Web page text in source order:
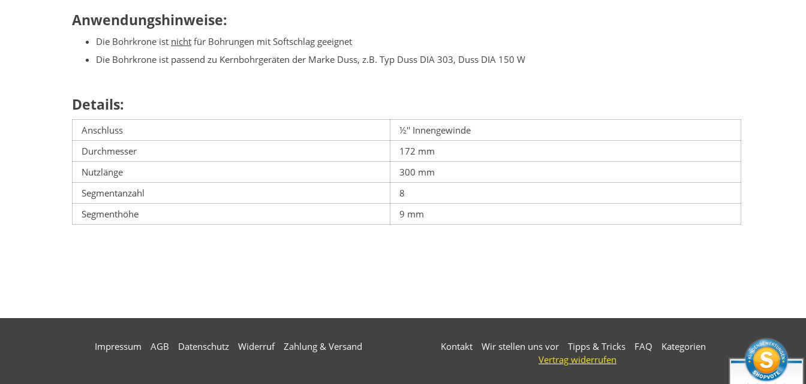
Anwendungshinweise:
Die Bohrkrone ist nicht für Bohrungen mit Softschlag geeignet
Die Bohrkrone ist passend zu Kernbohrgeräten der Marke Duss, z.B. Typ Duss DIA 303, Duss DIA 150 W
Details:
Anschluss
½'' Innengewinde
Durchmesser
172 mm
Nutzlänge
300 mm
Segmentanzahl
8
Segmenthöhe
9 mm
Impressum AGB Datenschutz Widerruf Zahlung & Versand Kontakt Wir stellen uns vor Tipps & Tricks FAQ
Kategorien
Vertrag widerrufen